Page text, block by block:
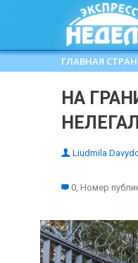
ГЛАВНАЯ
НА
Liudmila
0, Номер